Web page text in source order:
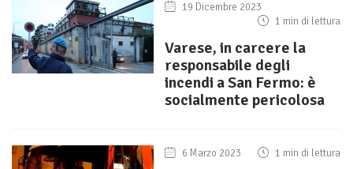
19 Dicembre 2023
1 min di lettura
Varese, in carcere la
responsabile degli
incendi a San Fermo: è
socialmente pericolosa
6 Marzo 2023 1 min di lettura